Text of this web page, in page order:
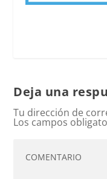
Deja una
Tu dirección de
Los campos